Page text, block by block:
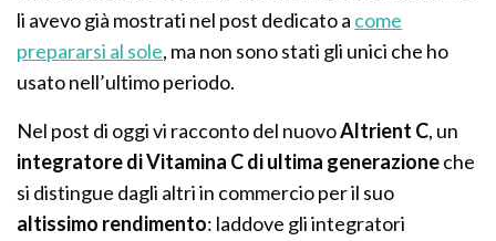
li avevo già mostrati nel post dedicato a come
prepararsi al sole, ma non sono stati gli unici che ho
usato nell’ultimo periodo.
Nel post di oggi vi racconto del nuovoAltrient C, un
integratore di Vitamina C di ultima generazioneche
si distingue dagli altri in commercio per il suo
altissimo rendimento: laddove gli integratori